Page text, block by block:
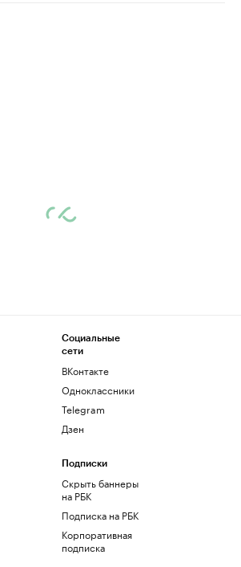
Социальные
сети
ВКонтакте
Одноклассники
Telegram
Дзен
Подписки
Скрыть баннеры
на РБК
Подписка на РБК
Корпоративная
подписка